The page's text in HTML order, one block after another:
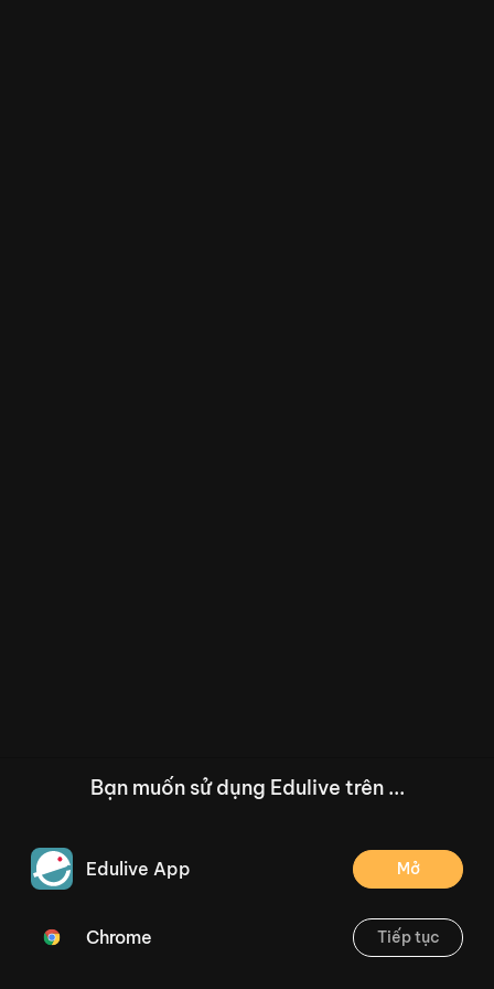
/--
Thoát
Bạn muốn sử dụng Edulive trên ...
Edulive App Mở
Chrome Tiếp tục